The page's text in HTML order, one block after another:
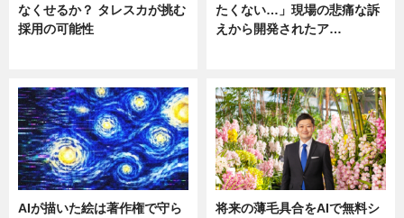
なくせるか？ タレスカが挑む
採用の可能性
たくない…」現場の悲痛な訴
えから開発されたア…
AIが描いた絵は著作権で守ら
将来の薄毛具合をAIで無料シ